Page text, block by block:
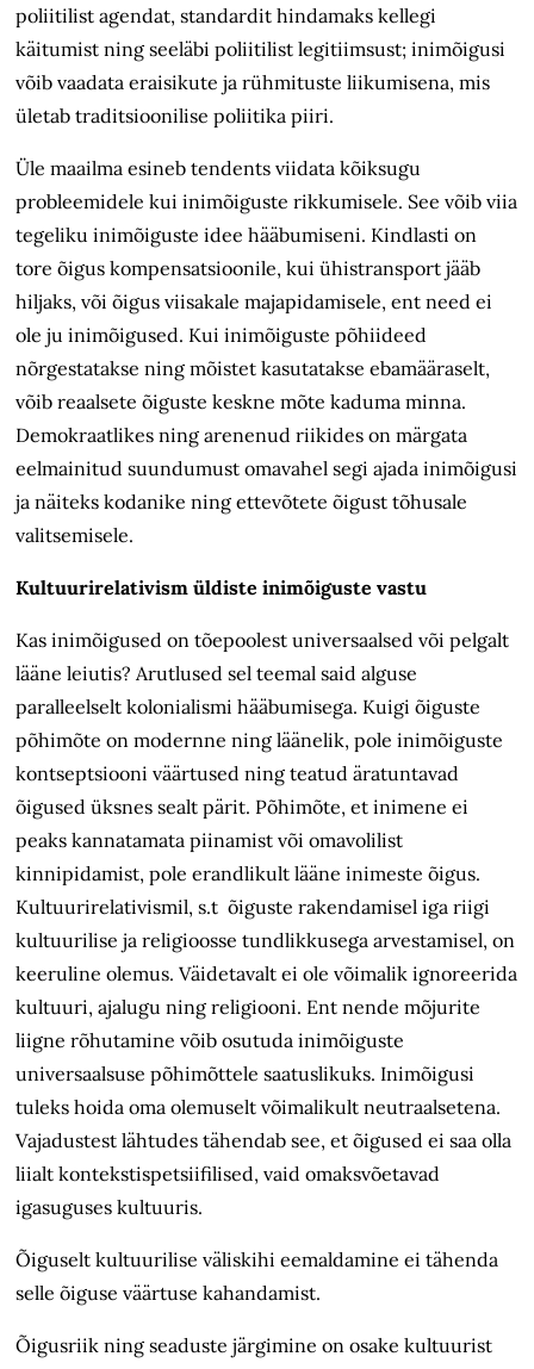
poliitilist agendat, standardit hindamaks kellegi
käitumist ning seeläbi poliitilist legitiimsust; inimõigusi
võib vaadata eraisikute ja rühmituste liikumisena, mis
ületab traditsioonilise poliitika piiri.
Üle maailma esineb tendents viidata kõiksugu
probleemidele kui inimõiguste rikkumisele. See võib viia
tegeliku inimõiguste idee hääbumiseni. Kindlasti on
tore õigus kompensatsioonile, kui ühistransport jääb
hiljaks, või õigus viisakale majapidamisele, ent need ei
ole ju inimõigused. Kui inimõiguste põhiideed
nõrgestatakse ning mõistet kasutatakse ebamääraselt,
võib reaalsete õiguste keskne mõte kaduma minna.
Demokraatlikes ning arenenud riikides on märgata
eelmainitud suundumust omavahel segi ajada inimõigusi
ja näiteks kodanike ning ettevõtete õigust tõhusale
valitsemisele.
Kultuurirelativism üldiste inimõiguste vastu
Kas inimõigused on tõepoolest universaalsed või pelgalt
lääne leiutis? Arutlused sel teemal said alguse
paralleelselt kolonialismi hääbumisega. Kuigi õiguste
põhimõte on modernne ning läänelik, pole inimõiguste
kontseptsiooni väärtused ning teatud äratuntavad
õigused üksnes sealt pärit. Põhimõte, et inimene ei
peaks kannatamata piinamist või omavolilist
kinnipidamist, pole erandlikult lääne inimeste õigus.
Kultuurirelativismil, s.t õiguste rakendamisel iga riigi
kultuurilise ja religioosse tundlikkusega arvestamisel, on
keeruline olemus. Väidetavalt ei ole võimalik ignoreerida
kultuuri, ajalugu ning religiooni. Ent nende mõjurite
liigne rõhutamine võib osutuda inimõiguste
universaalsuse põhimõttele saatuslikuks. Inimõigusi
tuleks hoida oma olemuselt võimalikult neutraalsetena.
Vajadustest lähtudes tähendab see, et õigused ei saa olla
liialt kontekstispetsiifilised, vaid omaksvõetavad
igasuguses kultuuris.
Õiguselt kultuurilise väliskihi eemaldamine ei tähenda
selle õiguse väärtuse kahandamist.
Õigusriik ning seaduste järgimine on osake kultuurist